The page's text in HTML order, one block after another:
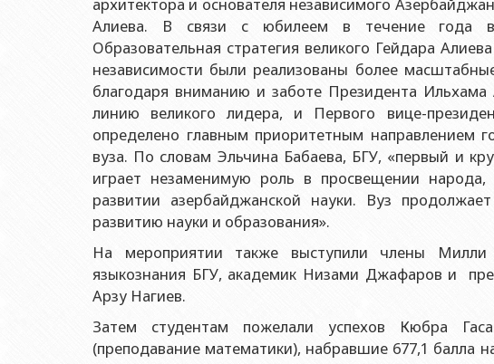
Ректоры
Выпускники БГУ
Почетные доктора
Образование в БГУ
Перечень специальностей
Знаменательные даты в истории БГУ
Учебно-методический советОтдел мониторинга и контроля
Отдел протокола
Служба психологической помощи
Культурно-творческий центр
Спортивно-оздоровительный центр
Университетская газета
Типография
Издательство
Геологический
Филологический
Исторический
Факультет
Юридический
Факультет
Факультет
Факультет Теология
Юридическое лицо
Юридическое лицо
Юридическое
Юридическое лицо
Республики
архитектора и основателя независимого
Алиева. В связи с юбилеем в течение года в
Образовательная стратегия великого Гейдара
независимости были реализованы более
благодаря вниманию и заботе Президента
линию великого лидера, и Первого вице-
определено главным приоритетным направлением
вуза. По словам Эльчина Бабаева, БГУ, «первый и
играет незаменимую роль в просвещении народа,
развитии азербайджанской науки. Вуз
развитию науки и образования».
На мероприятии также выступили члены
языкознания БГУ, академик Низами Джафаров и
Арзу Нагиев.
Затем студентам пожелали успехов Кюбра
(преподавание математики), набравшие 677,1 балла